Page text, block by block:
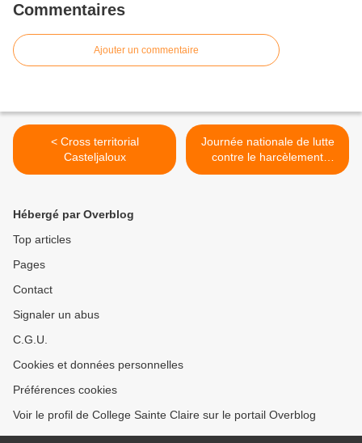
Commentaires
Ajouter un commentaire
< Cross territorial
Casteljaloux
Journée nationale de lutte
contre le harcèlement
scolaire – Jeudi 6
Hébergé par Overblog
Top articles
Pages
Contact
Signaler un abus
C.G.U.
Cookies et données personnelles
Préférences cookies
Voir le profil de College Sainte Claire sur le portail Overblog